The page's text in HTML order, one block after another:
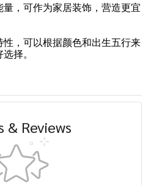
，可作为家居装饰，营造更宜
，可以根据颜色和出生五行来
择。
& Reviews